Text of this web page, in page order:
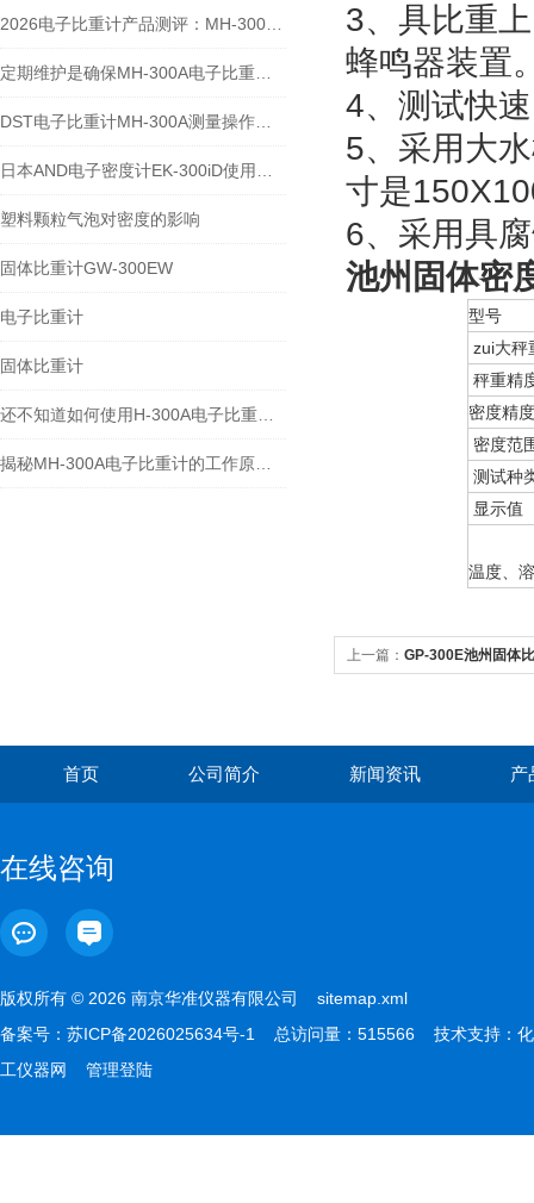
塑料颗粒气泡对密度的影响
固体比重计GW-300EW
电子比重计
固体比重计
3、具比重
蜂鸣器装置
4、测试快
5、采用大
寸是
6、采用具
池州固体密
型号
zui大秤
秤重精
密度精度
密度范
测试种
显示值
温度、
上一篇： GP-300E池州固体
首页 公司简介 新闻资讯 产
在线咨询
版权所有 © 2026 南京华准仪器有限公司 sitemap.xml
备案号： 苏ICP备2026025634号-1 总访问量：515566 技术支持： 化
工仪器网
管理登陆